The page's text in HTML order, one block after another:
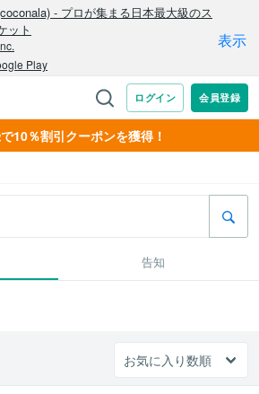
10％割引クーポンを獲得！
告知